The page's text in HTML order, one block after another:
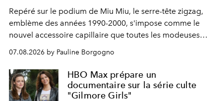
Repéré sur le podium de Miu Miu, le serre-tête zigzag,
emblème des années 1990-2000, s'impose comme le
nouvel accessoire capillaire que toutes les modeuses
s'arrachent déjà.
07.08.2026 by Pauline Borgogno
HBO Max prépare un
documentaire sur la série culte
"Gilmore Girls"